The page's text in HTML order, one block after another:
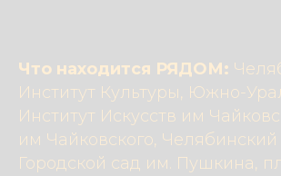
Что находится РЯДОМ:
Институт Культуры, Южно-
Институт Искусств им
им Чайковского,
Городской сад им. Пушкина,